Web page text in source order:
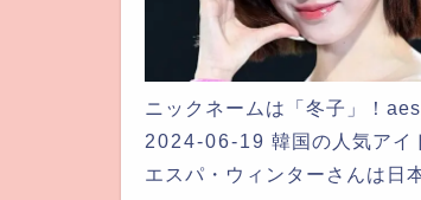
ニックネームは「冬子」！
2024-06-19 韓国の人気アイ
エスパ・ウィンターさんは日